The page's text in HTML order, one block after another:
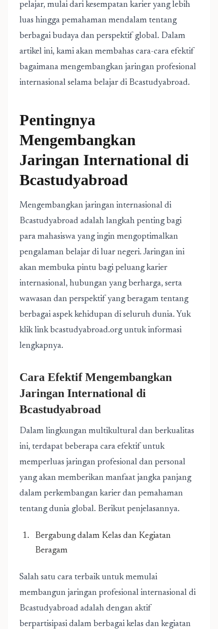
pelajar, mulai dari kesempatan karier yang lebih
luas hingga pemahaman mendalam tentang
berbagai budaya dan perspektif global. Dalam
artikel ini, kami akan membahas cara-cara efektif
bagaimana mengembangkan jaringan profesional
internasional selama belajar di Bcastudyabroad.
Pentingnya
Mengembangkan
Jaringan International di
Bcastudyabroad
Mengembangkan jaringan internasional di
Bcastudyabroad adalah langkah penting bagi
para mahasiswa yang ingin mengoptimalkan
pengalaman belajar di luar negeri. Jaringan ini
akan membuka pintu bagi peluang karier
internasional, hubungan yang berharga, serta
wawasan dan perspektif yang beragam tentang
berbagai aspek kehidupan di seluruh dunia. Yuk
klik link bcastudyabroad.org untuk informasi
lengkapnya.
Cara Efektif Mengembangkan
Jaringan International di
Bcastudyabroad
Dalam lingkungan multikultural dan berkualitas
ini, terdapat beberapa cara efektif untuk
memperluas jaringan profesional dan personal
yang akan memberikan manfaat jangka panjang
dalam perkembangan karier dan pemahaman
tentang dunia global. Berikut penjelasannya.
Bergabung dalam Kelas dan Kegiatan
Beragam
Salah satu cara terbaik untuk memulai
membangun jaringan profesional internasional di
Bcastudyabroad adalah dengan aktif
berpartisipasi dalam berbagai kelas dan kegiatan